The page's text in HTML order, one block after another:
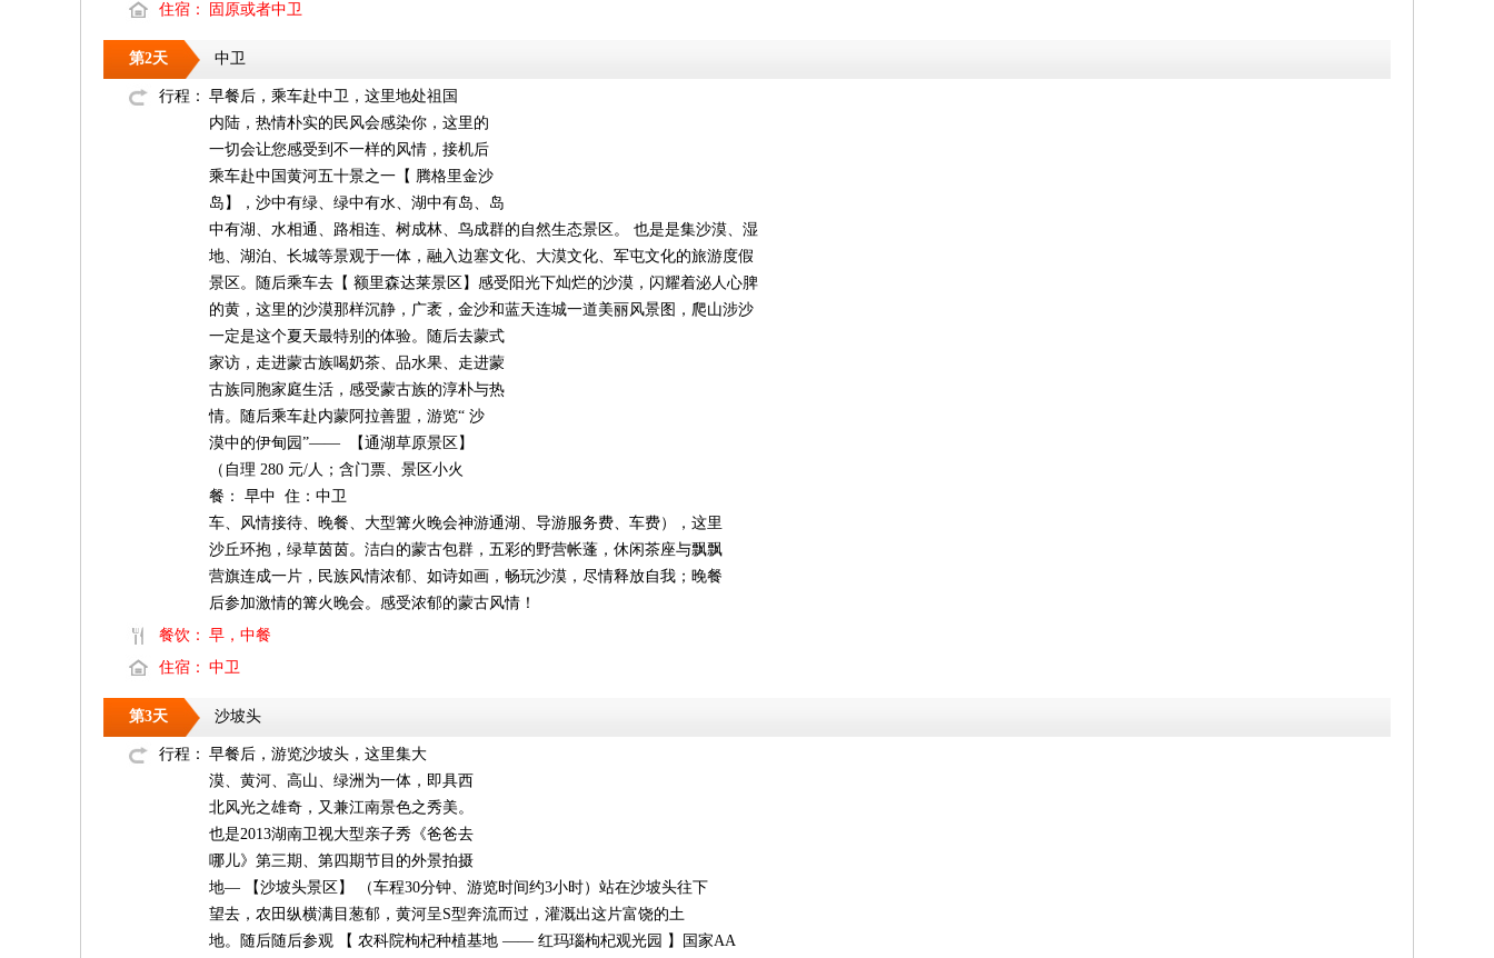
住宿：
固原或者中卫
第2天 中卫
行程： 早餐后，乘车赴中卫，这里地处祖国
内陆，热情朴实的民风会感染你，这里的
一切会让您感受到不一样的风情，接机后
乘车赴中国黄河五十景之一【 腾格里金沙
岛】，沙中有绿、绿中有水、湖中有岛、岛
中有湖、水相通、路相连、树成林、鸟成群的自然生态景区。 也是是集沙漠、湿
地、湖泊、长城等景观于一体，融入边塞文化、大漠文化、军屯文化的旅游度假
景区。随后乘车去【 额里森达莱景区】感受阳光下灿烂的沙漠，闪耀着泌人心脾
的黄，这里的沙漠那样沉静，广袤，金沙和蓝天连城一道美丽风景图，爬山涉沙
一定是这个夏天最特别的体验。随后去蒙式
家访，走进蒙古族喝奶茶、品水果、走进蒙
古族同胞家庭生活，感受蒙古族的淳朴与热
情。随后乘车赴内蒙阿拉善盟，游览“ 沙
漠中的伊甸园”—— 【通湖草原景区】
（自理 280 元/人；含门票、景区小火
餐： 早中 住：中卫
车、风情接待、晚餐、大型篝火晚会神游通湖、导游服务费、车费），这里
沙丘环抱，绿草茵茵。洁白的蒙古包群，五彩的野营帐蓬，休闲茶座与飘飘
营旗连成一片，民族风情浓郁、如诗如画，畅玩沙漠，尽情释放自我；晚餐
后参加激情的篝火晚会。感受浓郁的蒙古风情！
餐饮： 早，中餐
住宿： 中卫
第3天 沙坡头
行程： 早餐后，游览沙坡头，这里集大
漠、黄河、高山、绿洲为一体，即具西
北风光之雄奇，又兼江南景色之秀美。
也是2013湖南卫视大型亲子秀《爸爸去
哪儿》第三期、第四期节目的外景拍摄
地— 【沙坡头景区】 （车程30分钟、游览时间约3小时）站在沙坡头往下
望去，农田纵横满目葱郁，黄河呈S型奔流而过，灌溉出这片富饶的土
地。随后随后参观 【 农科院枸杞种植基地 —— 红玛瑙枸杞观光园 】国家AA